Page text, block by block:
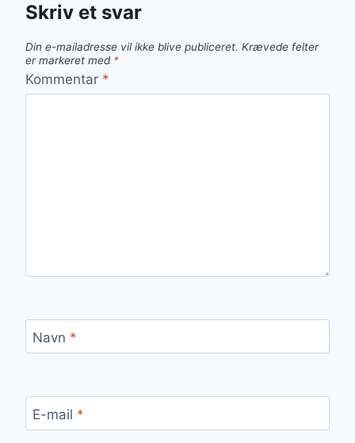
Skriv et svar
Din e-mailadresse vil ikke blive publiceret. Krævede felter
er markeret med *
Kommentar *
Navn *
E-mail *